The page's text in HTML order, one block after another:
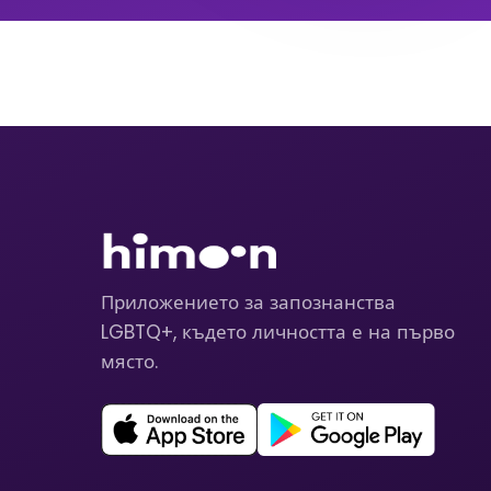
Приложението за запознанства
LGBTQ+, където личността е на първо
място.